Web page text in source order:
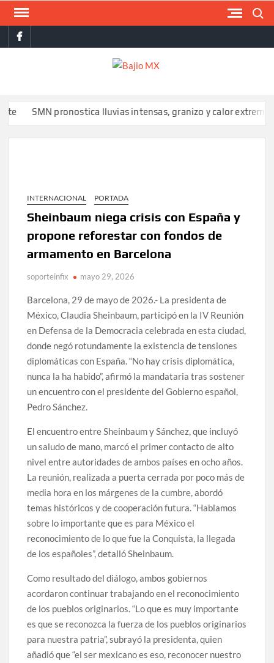
Saltar
contenidofacebook
pronostica lluvias intensas, granizo y calor extremo para
INTERNACIONAL PORTADA
Sheinbaum niega crisis con España y
propone reforestar con fondos de
armamento en Barcelona
soporteinfix mayo 29, 2026
Barcelona, 29 de mayo de 2026.- La presidenta de
México, Claudia Sheinbaum, participó en la IV Reunión
en Defensa de la Democracia celebrada en esta ciudad,
donde negó rotundamente la existencia de tensiones
diplomáticas con España. “No hay crisis diplomática,
nunca la ha habido”, afirmó la mandataria tras sostener
un encuentro con el presidente del Gobierno español,
Pedro Sánchez.
El encuentro entre Sheinbaum y Sánchez, que incluyó
un saludo de mano, marcó el primer contacto de alto
nivel entre autoridades de ambos países en ocho años.
La reunión, realizada a puerta cerrada por poco más de
media hora en los márgenes de la cumbre, abordó
temas históricos y de cooperación futura. “Hablamos
sobre lo importante que es para México el
reconocimiento de lo que fue la Conquista, la llegada
de los españoles”, detalló Sheinbaum.
Como resultado del diálogo, ambos gobiernos
acordaron continuar trabajando en el reconocimiento
de los pueblos originarios. “Lo que es muy importante
es que se reconozca la fuerza de los pueblos originarios
para nuestra patria”, subrayó la presidenta, quien
añadió que “el ser mexicano es eso, reconocer nuestro